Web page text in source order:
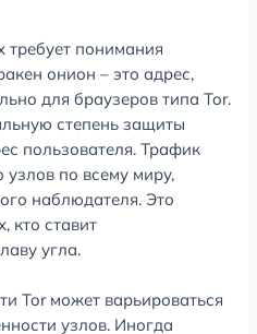
требует понимания
онион – это адрес,
для браузеров типа Tor.
степень защиты
пользователя. Трафик
узлов по всему миру,
наблюдателя. Это
кто ставит
угла.
Tor может варьироваться
узлов. Иногда